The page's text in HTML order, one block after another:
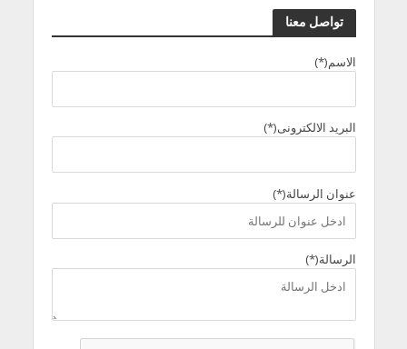
تواصل معنا
الاسم(*)
البريد الالكترونى(*)
عنوان الرسالة(*)
الرسالة(*)